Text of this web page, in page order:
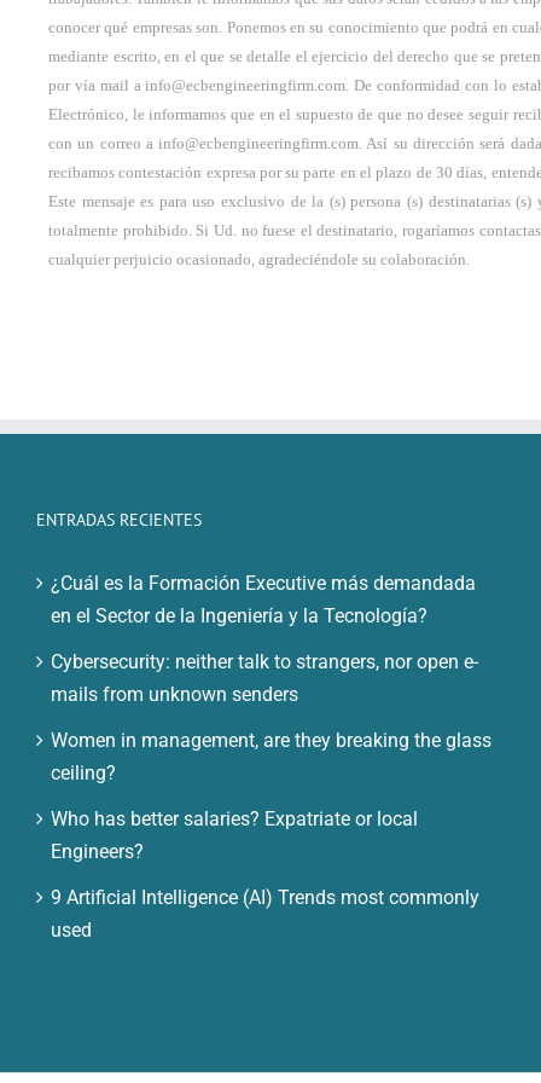
conocer qué empresas son. Ponemos en su conocimiento que podrá en
mediante escrito, en el que se detalle el ejercicio del derecho que se
por vía mail a info@ecbengineeringfirm.com. De conformidad con lo
Electrónico, le informamos que en el supuesto de que no desee seguir
con un correo a info@ecbengineeringfirm.com. Así su dirección será
recibamos contestación expresa por su parte en el plazo de 30 días,
Este mensaje es para uso exclusivo de la (s) persona (s) destinatarias
totalmente prohibido. Si Ud. no fuese el destinatario, rogaríamos
cualquier perjuicio ocasionado, agradeciéndole su colaboración.
ENTRADAS RECIENTES
¿Cuál es la Formación Executive más demandada
en el Sector de la Ingeniería y la Tecnología?
Cybersecurity: neither talk to strangers, nor open e-
mails from unknown senders
Women in management, are they breaking the glass
ceiling?
Who has better salaries? Expatriate or local
Engineers?
9 Artificial Intelligence (AI) Trends most commonly
used